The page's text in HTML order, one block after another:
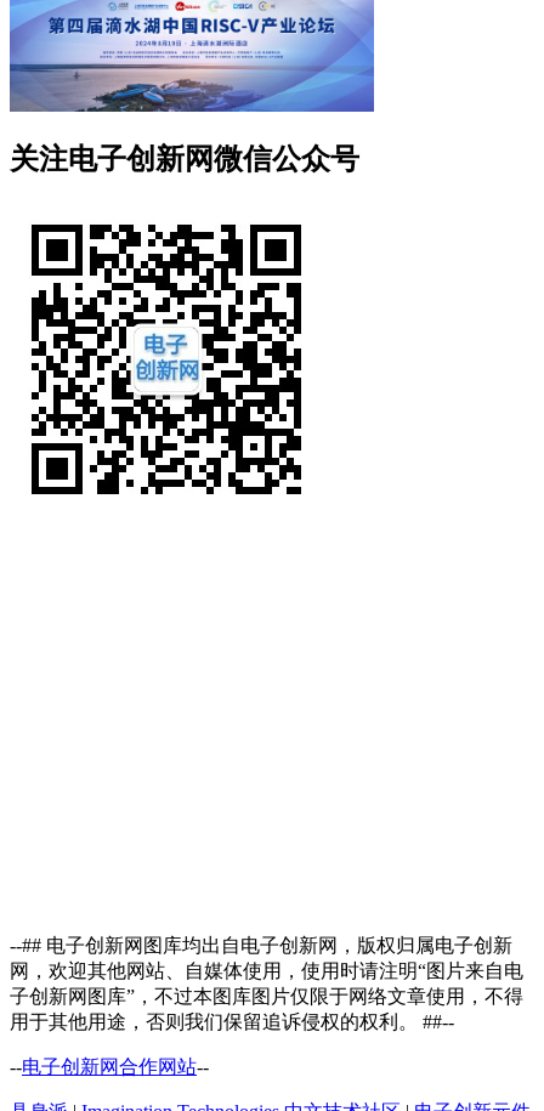
关注电子创新网微信公众号
--## 电子创新网图库均出自电子创新网，版权归属电子创新
网，欢迎其他网站、自媒体使用，使用时请注明“图片来自电
子创新网图库”，不过本图库图片仅限于网络文章使用，不得
用于其他用途，否则我们保留追诉侵权的权利。 ##--
--电子创新网合作网站--